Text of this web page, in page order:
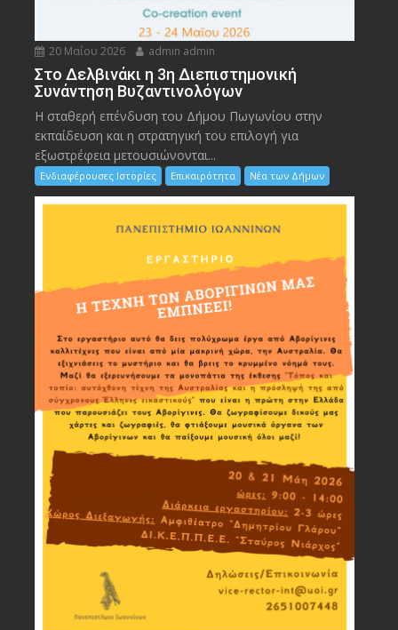
20 Μαΐου 2026 admin admin
Στο Δελβινάκι η 3η Διεπιστημονική
Συνάντηση Βυζαντινολόγων
Η σταθερή επένδυση του Δήμου Πωγωνίου στην
εκπαίδευση και η στρατηγική του επιλογή για
εξωστρέφεια μετουσιώνονται...
Ενδιαφέρουσες Ιστορίες Επικαιρότητα Νέα των Δήμων